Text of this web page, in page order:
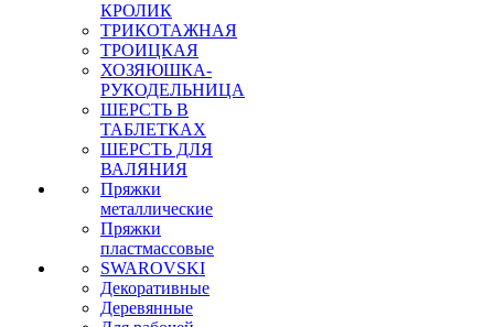
КРОЛИК
ТРИКОТАЖНАЯ
ТРОИЦКАЯ
ХОЗЯЮШКА-
РУКОДЕЛЬНИЦА
ШЕРСТЬ В
ТАБЛЕТКАХ
ШЕРСТЬ ДЛЯ
ВАЛЯНИЯ
Пряжки
металлические
Пряжки
пластмассовые
SWAROVSKI
Декоративные
Деревянные